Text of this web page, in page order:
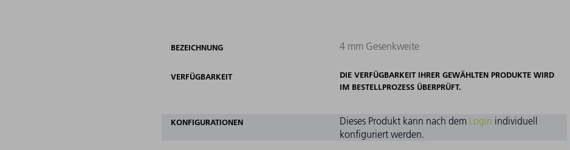
BEZEICHNUNG 4 mm Gesenkweite
VERFÜGBARKEIT
DIE VERFÜGBARKEIT IHRER GEWÄHLTEN PRODUKTE WIRD
IM BESTELLPROZESS ÜBERPRÜFT.
KONFIGURATIONEN Dieses Produkt kann nach dem Login individuell
konfiguriert werden.